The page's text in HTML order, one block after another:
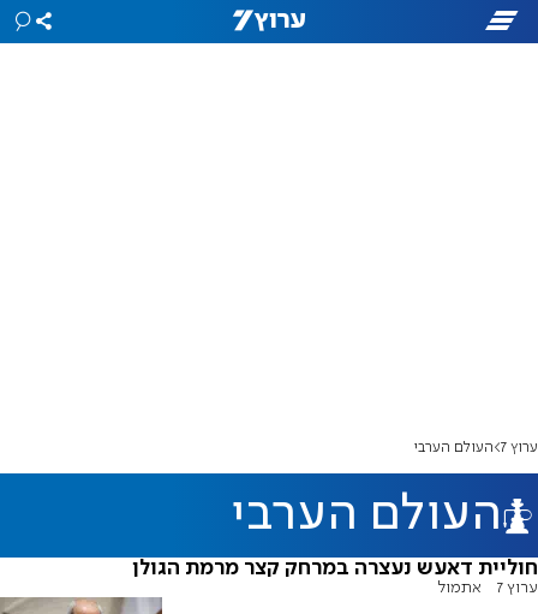
ערוץ 7 העולם הערבי
העולם הערבי
חוליית דאעש נעצרה במרחק קצר מרמת הגולן
ערוץ 7 אתמול